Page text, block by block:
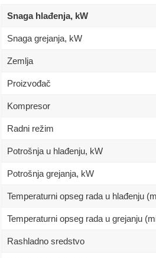
Snaga hlađenja, kW
Snaga grejanja, kW
Zemlja
Proizvođač
Kompresor
Radni režim
Potrošnja u hlađenju, kW
Potrošnja grejanja, kW
Temperaturni opseg rada u hlađenju
Temperaturni opseg rada u grejanju
Rashladno sredstvo